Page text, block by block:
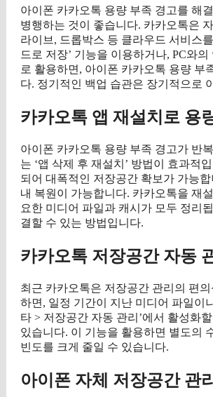
아이폰 카카오톡 용량 부족 경고를 해
병행하는 것이 좋습니다. 카카오톡은
라이브, 드롭박스 등 클라우드 서비스
드로 저장’ 기능을 이용하거나, PC와
로 활용하면, 아이폰 카카오톡 용량 부
다. 정기적인 백업 습관은 장기적으로
카카오톡 앱 재설치로 용
아이폰 카카오톡 용량 부족 경고가 반
는 ‘앱 삭제 후 재설치’ 방법이 효과적
되어 대폭적인 저장공간 확보가 가능
내 복원이 가능합니다. 카카오톡을 재
요한 미디어 파일과 캐시가 모두 정리
결할 수 있는 방법입니다.
카카오톡 저장공간 자동
최근 카카오톡은 저장공간 관리의 편
하면, 일정 기간이 지난 미디어 파일이
타 > 저장공간 자동 관리’에서 활성화
있습니다. 이 기능을 활용하면 별도의
빈도를 크게 줄일 수 있습니다.
아이폰 자체 저장공간 관